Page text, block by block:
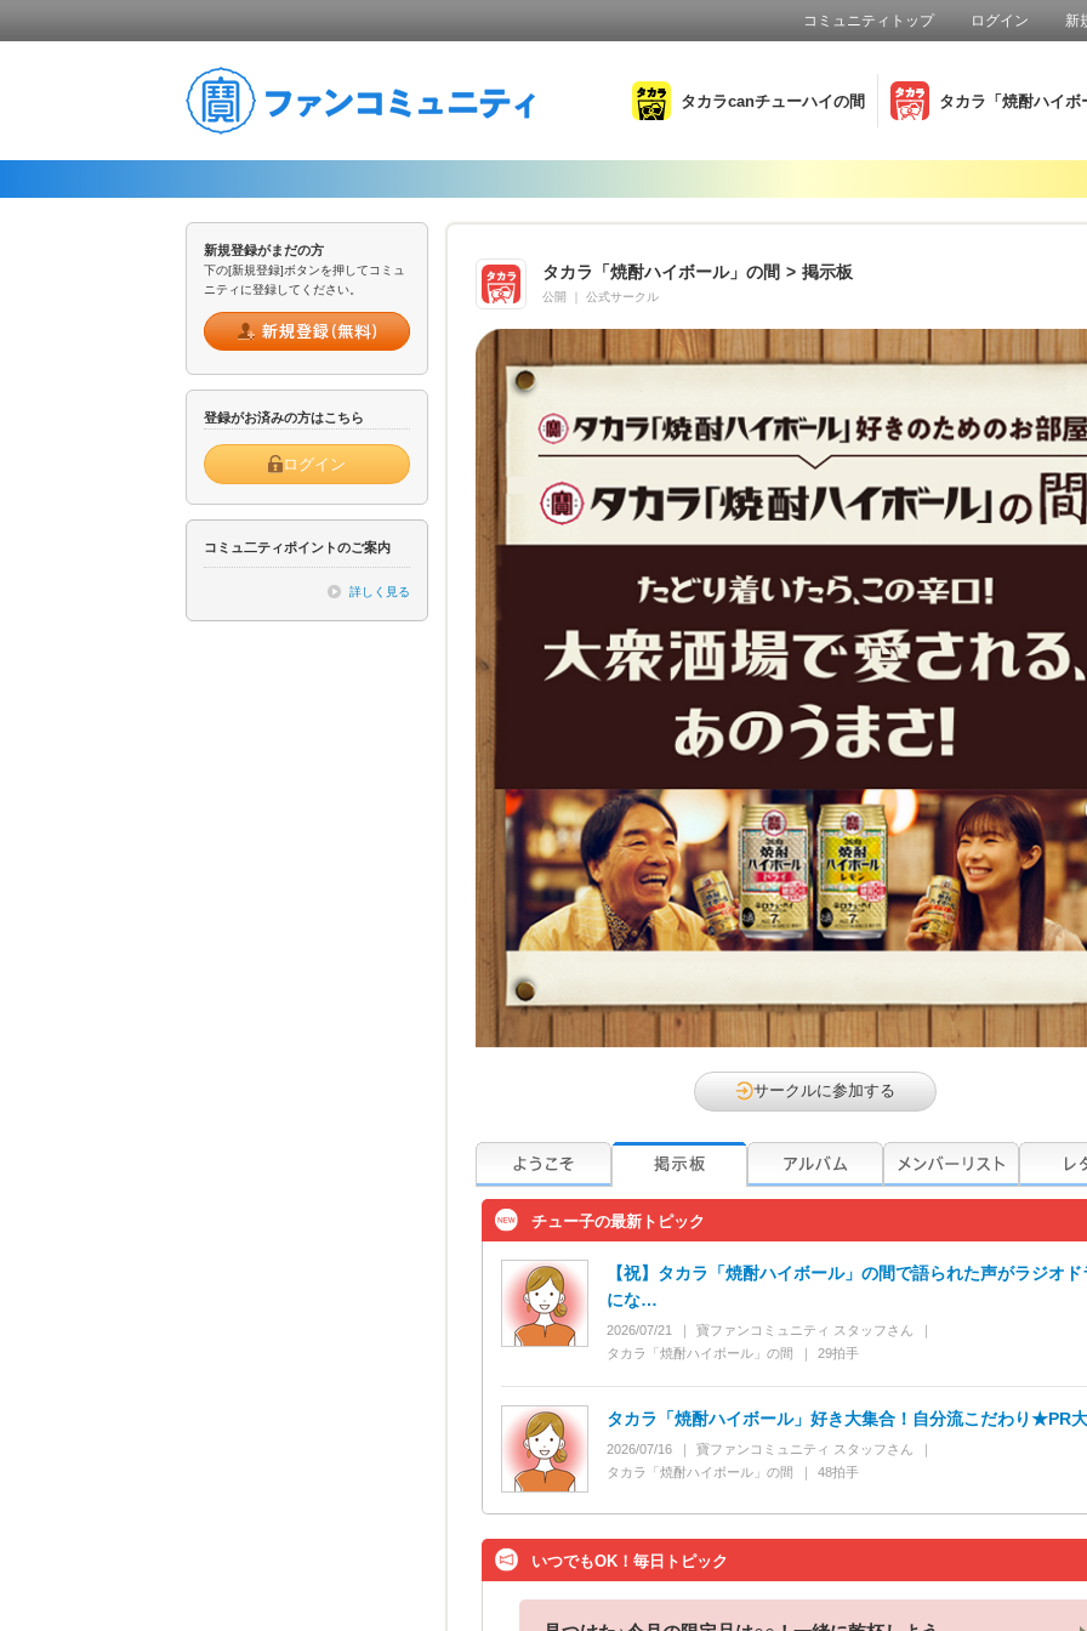
コミュニティトップ ログイン 新
タカラcanチューハイの間 タカラ「焼酎ハイボ
新規登録がまだの方
下の[新規登録]ボタンを押してコミュ
ニティに登録してください。
登録がお済みの方はこちら
ログイン
コミュ二ティポイントのご案内
詳しく見る
タカラ「焼酎ハイボール」の間 > 掲示板
公開 公式サークル
サークルに参加する
チュー子の最新トピック
【祝】タカラ「焼酎ハイボール」の間で語られた声がラジオド
にな…
2026/07/21 寶ファンコミュニティ スタッフさん
タカラ「焼酎ハイボール」の間
29拍手
タカラ「焼酎ハイボール」好き大集合！自分流こだわり★PR
2026/07/16 寶ファンコミュニティ スタッフさん
タカラ「焼酎ハイボール」の間
48拍手
いつでもOK！毎日トピック